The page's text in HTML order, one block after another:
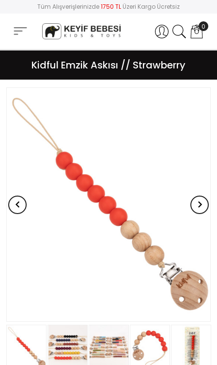
Tüm Alışverişlerinizde1750 TL Üzeri Kargo Ücretsiz
Hesabım 0
Kidful Emzik Askısı // Strawberry